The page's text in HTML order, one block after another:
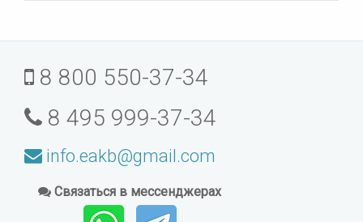
8 800 550-37-34
8 495 999-37-34
info.eakb@gmail.com
Связаться в мессенджерах